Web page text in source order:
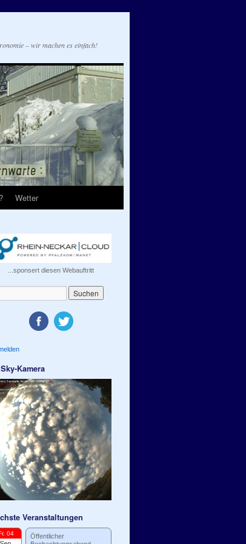
– wir machen es einfach!
Wetter
...sponsert diesen Webauftritt
Kamera
Veranstaltungen
04
Öffentlicher